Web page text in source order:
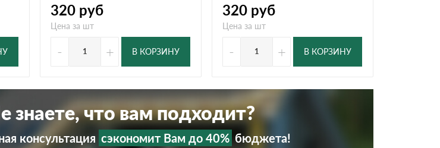
320 руб
Цена за шт
- + В КОРЗИНУ
320 руб
Цена за шт
- + В КОРЗИНУ
знаете, что вам подходит?
консультация сэкономит Вам до 40% бюджета!